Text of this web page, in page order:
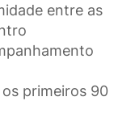
entre as
primeiros 90